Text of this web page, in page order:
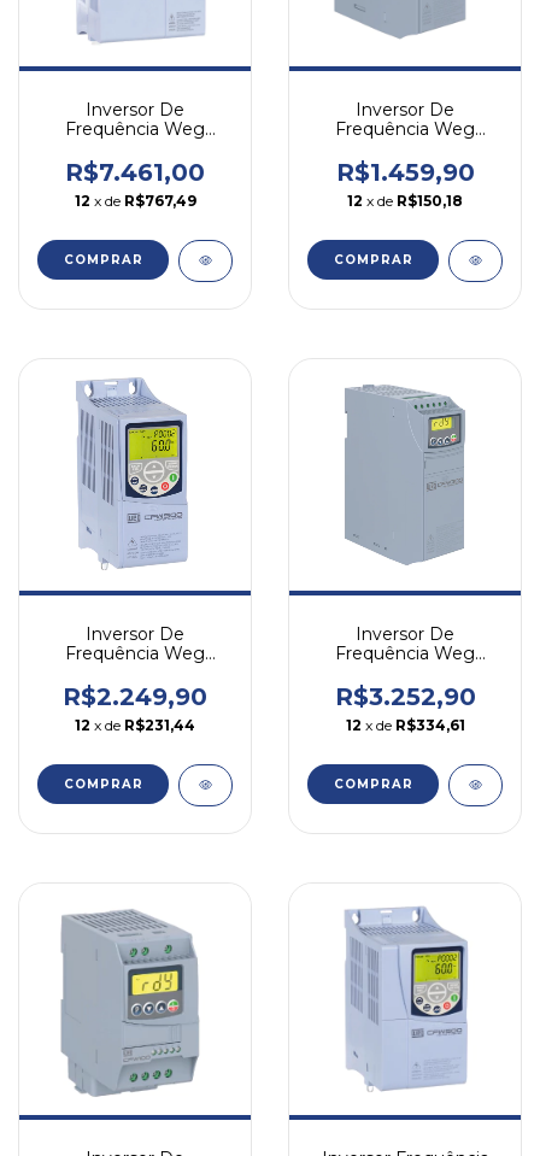
Inversor De
Frequência Weg
Trifásico
R$7.461,00
12 x de R$767,49
COMPRAR
Inversor De
Frequência Weg
Mono
R$1.459,90
12 x de R$150,18
COMPRAR
Inversor De
Frequência Weg
Trifásico
R$2.249,90
12 x de R$231,44
COMPRAR
Inversor De
Frequência Weg
Trifásico
R$3.252,90
12 x de R$334,61
COMPRAR